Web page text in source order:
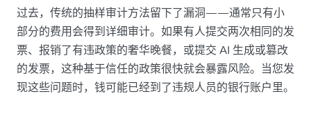
过去，传统的抽样审计方法留下了漏洞——通常只有小
部分的费用会得到详细审计。如果有人提交两次相同的发
票、报销了有违政策的奢华晚餐，或提交 AI 生成或篡改
的发票，这种基于信任的政策很快就会暴露风险。当您发
现这些问题时，钱可能已经到了违规人员的银行账户里。